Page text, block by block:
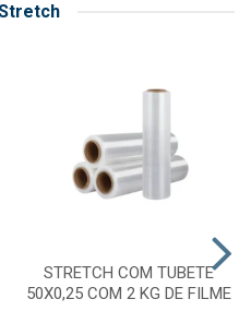
STRETCH COM TUBETE
50X0,25 COM 2 KG DE FILME